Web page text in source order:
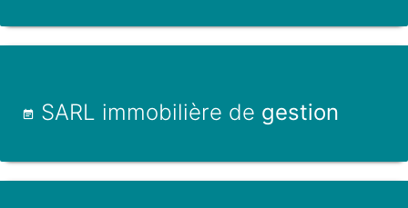
SARL immobilière de gestion